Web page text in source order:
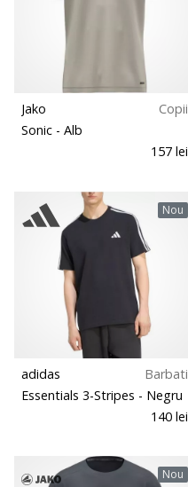
Jako
Copii
Sonic - Alb
157 lei
Nou
adidas
Barbati
Essentials 3-Stripes - Negru
140 lei
Nou